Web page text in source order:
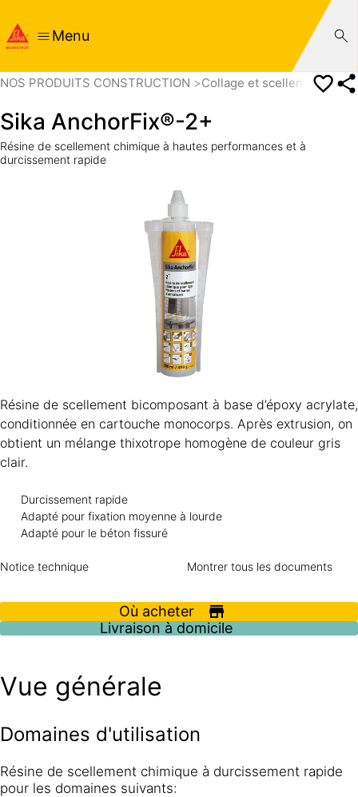
Menu
NOS PRODUITS CONSTRUCTION Collage et scellement
Sika AnchorFix®-2+
Résine de scellement chimique à hautes performances et à
durcissement rapide
Résine de scellement bicomposant à base d’époxy acrylate,
conditionnée en cartouche monocorps. Après extrusion, on
obtient un mélange thixotrope homogène de couleur gris
clair.
Durcissement rapide
Adapté pour fixation moyenne à lourde
Adapté pour le béton fissuré
Notice technique Montrer tous les documents
Où acheter
Livraison à domicile
Vue générale
Domaines d'utilisation
Résine de scellement chimique à durcissement rapide
pour les domaines suivants: